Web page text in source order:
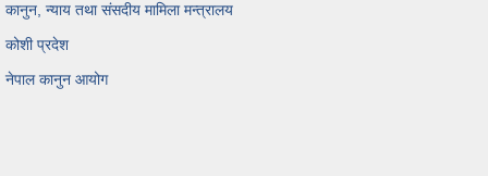
कानुन, न्याय तथा संसदीय मामिला मन्त्रालय
कोशी प्रदेश
नेपाल कानुन आयोग